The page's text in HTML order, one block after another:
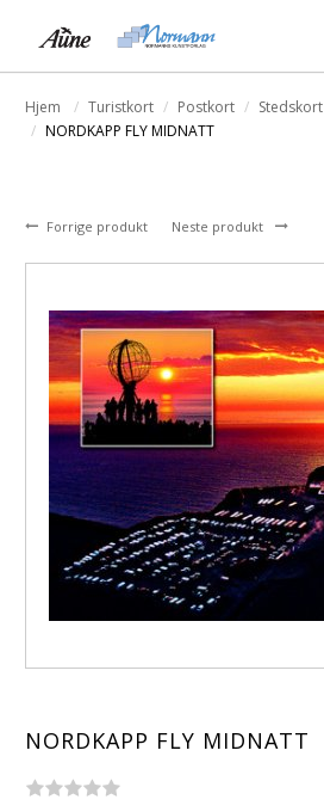
Hjem Turistkort Postkort Stedskort
NORDKAPP FLY MIDNATT
Forrige produkt Neste produkt
NORDKAPP FLY MIDNATT